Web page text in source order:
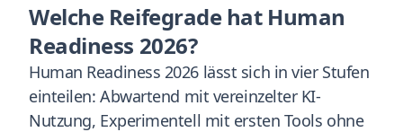
Welche Reifegrade hat Human
Readiness 2026?
Human Readiness 2026 lässt sich in vier Stufen
einteilen: Abwartend mit vereinzelter KI-
Nutzung, Experimentell mit ersten Tools ohne